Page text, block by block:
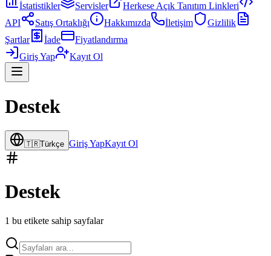
İstatistikler Servisler
Herkese Açık Tanıtım Linkleri
API
Satış Ortaklığı Hakkımızda İletişim
Gizlilik
Şartlar
İade
Fiyatlandırma
Giriş Yap
Kayıt Ol
Destek
🇹🇷Türkçe Giriş YapKayıt Ol
Destek
1 bu etikete sahip sayfalar